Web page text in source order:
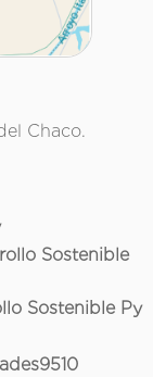
Chaco.
Sostenible
Sostenible Py